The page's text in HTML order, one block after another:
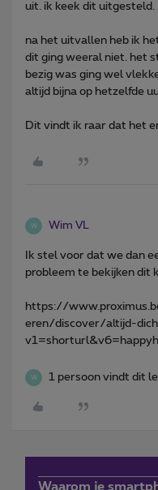
uit. ik keek dit uitgesteld.
na het uitvallen heb ik
dit ging weeral niet. het
bezig was ging wel
altijd bijna op hetzelfde
Dit vindt ik raar dat het
W Wim VL
Ik stel voor dat we dan
probleem te bekijken dit
https://
eren/discover/altijd-
W 1 persoon vindt dit
Waarom je